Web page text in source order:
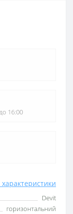
характеристики
Devit
горизонтальний
16:00